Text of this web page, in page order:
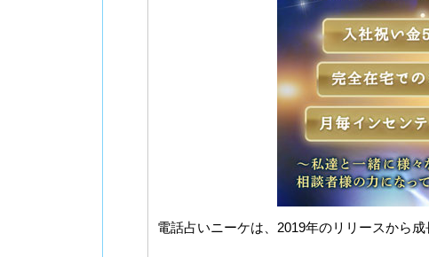
電話占いニーケは、2019年のリリースから